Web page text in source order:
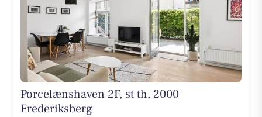
Porcelænshaven 2F, st th, 2000
Frederiksberg